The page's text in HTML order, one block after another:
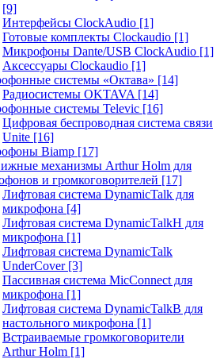
[9]
Интерфейсы ClockAudio [1]
Готовые комплекты Clockaudio [1]
Микрофоны Dante/USB ClockAudio [1]
Аксессуары Clockaudio [1]
системы «Октава» [14]
Радиосистемы OKTAVA [14]
системы Televic [16]
Цифровая беспроводная система связи
Unite [16]
Biamp [17]
механизмы Arthur Holm для
и громкоговорителей [17]
Лифтовая система DynamicTalk для
микрофона [4]
Лифтовая система DynamicTalkH для
микрофона [1]
Лифтовая система DynamicTalk
UnderCover [3]
Пассивная система MicConnect для
микрофона [1]
Лифтовая система DynamicTalkB для
настольного микрофона [1]
Встраиваемые громкоговорители
Arthur Holm [1]